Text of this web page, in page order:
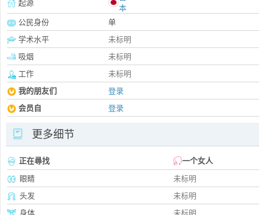
起源
本
公民身份
单
学术水平
未标明
吸烟
未标明
工作
未标明
我的朋友们
登录
会员自
登录
更多细节
正在尋找
一个女人
眼睛
未标明
头发
未标明
身体
未标明